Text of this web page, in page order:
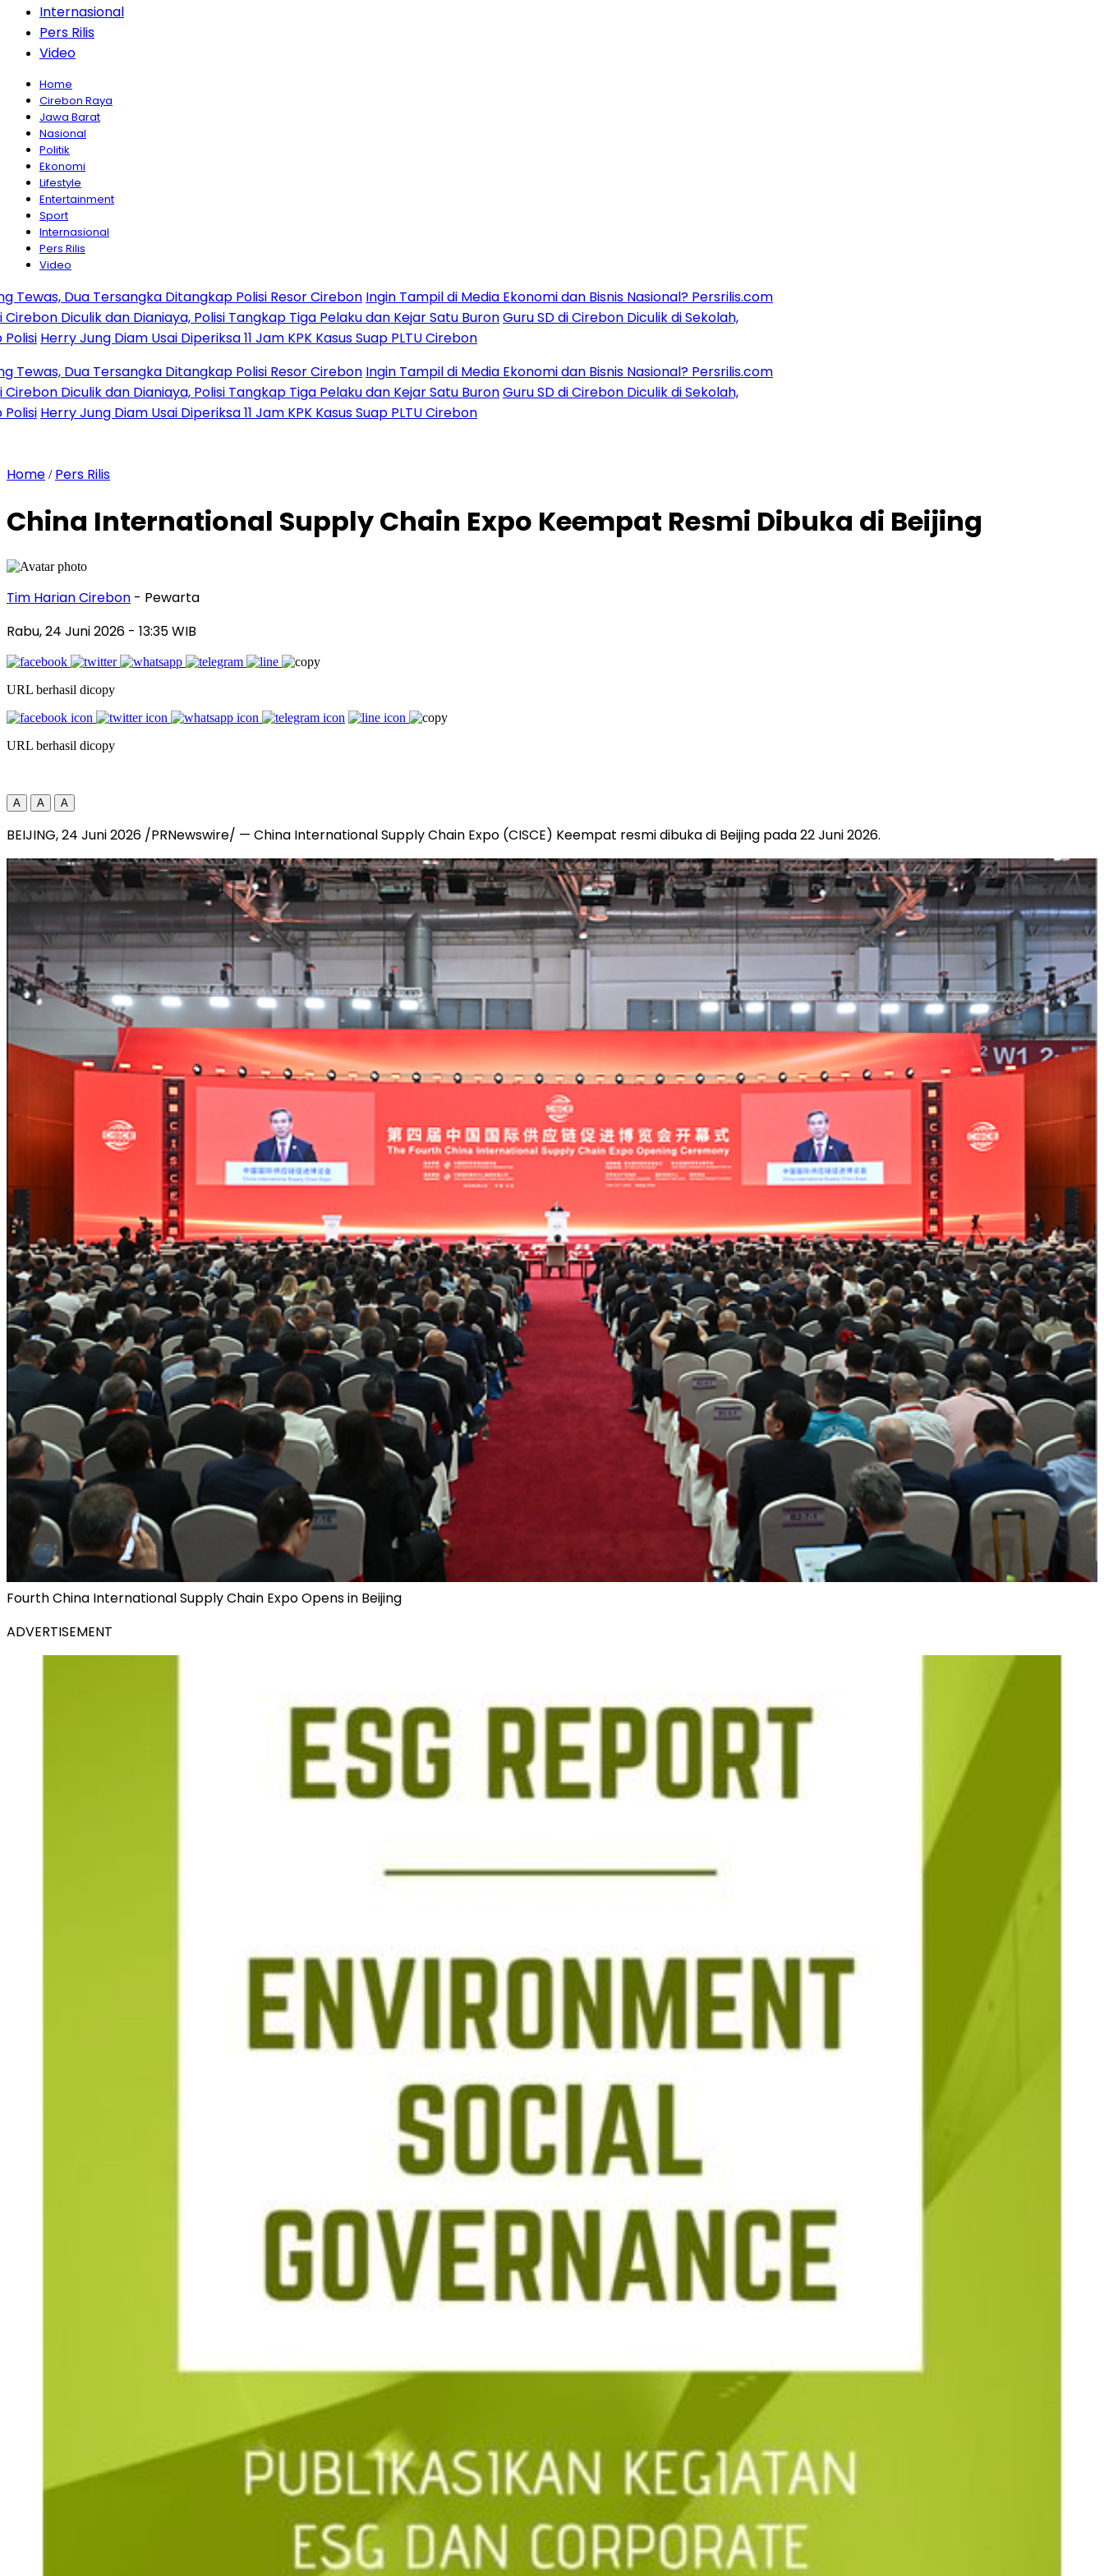
Internasional
Pers Rilis
Video
Home
Cirebon Raya
Jawa Barat
Nasional
Politik
Ekonomi
Lifestyle
Entertainment
Sport
Internasional
Pers Rilis
Video
Ditangkap Polisi Resor CirebonIngin Tampil di Media Ekonomi dan Bisnis Nasional? Persrilis.com
dan Dianiaya, Polisi Tangkap Tiga Pelaku dan Kejar Satu BuronGuru SD di Cirebon Diculik di Sekolah,
Diam Usai Diperiksa 11 Jam KPK Kasus Suap PLTU Cirebon
Ditangkap Polisi Resor CirebonIngin Tampil di Media Ekonomi dan Bisnis Nasional? Persrilis.com
dan Dianiaya, Polisi Tangkap Tiga Pelaku dan Kejar Satu BuronGuru SD di Cirebon Diculik di Sekolah,
Diam Usai Diperiksa 11 Jam KPK Kasus Suap PLTU Cirebon
Home / Pers Rilis
China International Supply Chain Expo Keempat Resmi Dibuka di Beijing
Tim Harian Cirebon - Pewarta
Rabu, 24 Juni 2026 - 13:35 WIB
URL berhasil dicopy
URL berhasil dicopy
A A A
BEIJING, 24 Juni 2026 /PRNewswire/ — China International Supply Chain Expo (CISCE) Keempat resmi dibuka di Beijing pada 22 Juni 2026.
Fourth China International Supply Chain Expo Opens in Beijing
ADVERTISEMENT